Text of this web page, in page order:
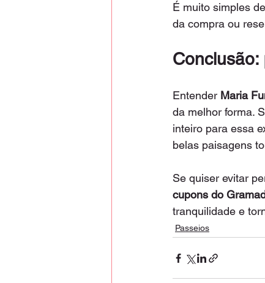
É muito simples
da compra ou
Entender Maria
da melhor forma.
inteiro para essa
belas paisagens
Se quiser evitar
cupons do
tranquilidade e
Passeios